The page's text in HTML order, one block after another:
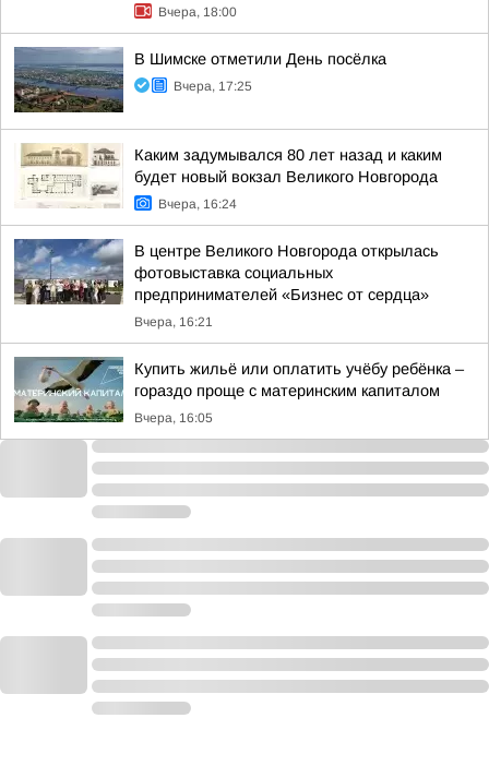
Вчера, 18:00
В Шимске отметили День посёлка
Вчера, 17:25
Каким задумывался 80 лет назад и каким
будет новый вокзал Великого Новгорода
Вчера, 16:24
В центре Великого Новгорода открылась
фотовыставка социальных
предпринимателей «Бизнес от сердца»
Вчера, 16:21
Купить жильё или оплатить учёбу ребёнка –
гораздо проще с материнским капиталом
Вчера, 16:05